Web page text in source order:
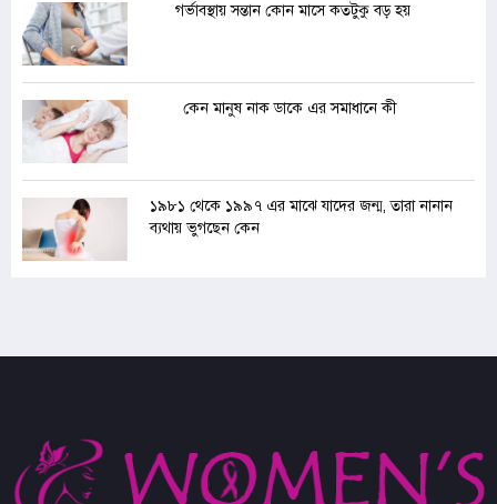
গর্ভাবস্থায় সন্তান কোন মাসে কতটুকু বড় হয়
কেন মানুষ নাক ডাকে এর সমাধানে কী
১৯৮১ থেকে ১৯৯৭ এর মাঝে যাদের জন্ম, তারা নানান
ব্যথায় ভুগছেন কেন